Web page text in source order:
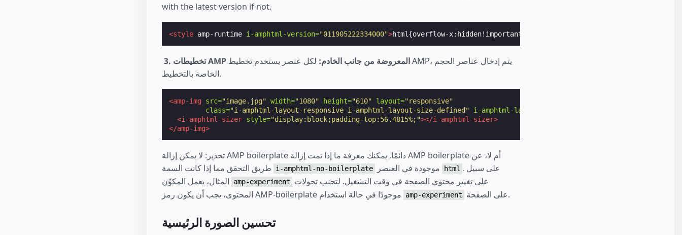
with the latest version if not.
<style amp-runtime i-amphtml-version="011905222334000">html{overflow-x:hidden!important}html.i-amphtml-...
3. تخطيطات AMP المعروضة من جانب الخادم: لكل عنصر يستخدم تخطيط AMP، يتم إدخال عناصر الحجم
الخاصة بالتخطيط.
<amp-img src="image.jpg" width="1080" height="610" layout="responsive"
class="i-amphtml-layout-responsive i-amphtml-layout-size-defined" i-amphtml-layout=
<i-amphtml-sizer style="display:block;padding-top:56.4815%;"></i-amphtml-sizer>
</amp-img>
تحذير: لا يمكن إزالة AMP boilerplate دائمًا. يمكنك معرفة ما إذا تمت إزالة AMP boilerplate أم لا، عن
i-amphtml-no-boilerplate html . على سبيل
amp-experiment
amp-experiment على الصفحة.
تحسين الصورة الرئيسية